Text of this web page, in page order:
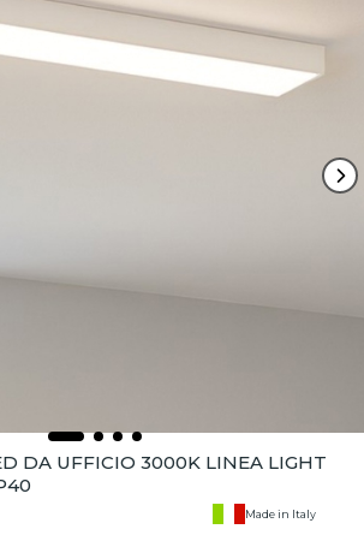
DA UFFICIO 3000K LINEA LIGHT
Made in Italy